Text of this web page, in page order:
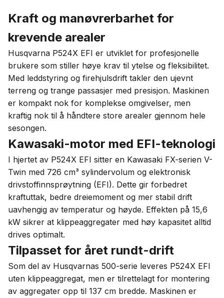
Kraft og manøvrerbarhet for
krevende arealer
Husqvarna P524X EFI er utviklet for profesjonelle
brukere som stiller høye krav til ytelse og fleksibilitet.
Med leddstyring og firehjulsdrift takler den ujevnt
terreng og trange passasjer med presisjon. Maskinen
er kompakt nok for komplekse omgivelser, men
kraftig nok til å håndtere store arealer gjennom hele
sesongen.
Kawasaki-motor med EFI-teknologi
I hjertet av P524X EFI sitter en Kawasaki FX-serien V-
Twin med 726 cm³ sylindervolum og elektronisk
drivstoffinnsprøytning (EFI). Dette gir forbedret
kraftuttak, bedre dreiemoment og mer stabil drift
uavhengig av temperatur og høyde. Effekten på 15,6
kW sikrer at klippeaggregater med høy kapasitet alltid
drives optimalt.
Tilpasset for året rundt-drift
Som del av Husqvarnas 500-serie leveres P524X EFI
uten klippeaggregat, men er tilrettelagt for montering
av aggregater opp til 137 cm bredde. Maskinen er